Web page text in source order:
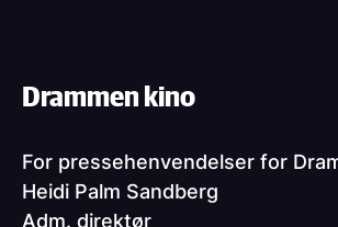
Drammen kino
For pressehenvendelser for
Heidi Palm Sandberg
Adm. direktør